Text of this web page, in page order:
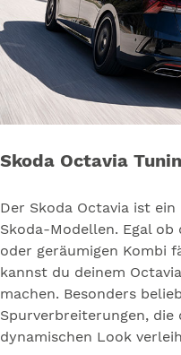
Skoda Octavia
Der Skoda Octavia ist
Skoda-Modellen. Egal
oder geräumigen Kombi
kannst du deinem
machen. Besonders
Spurverbreiterungen, die
dynamischen Look